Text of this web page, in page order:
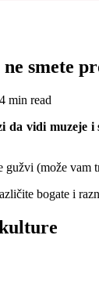
smete
4 min read
da vidi
(može vam
bogate i